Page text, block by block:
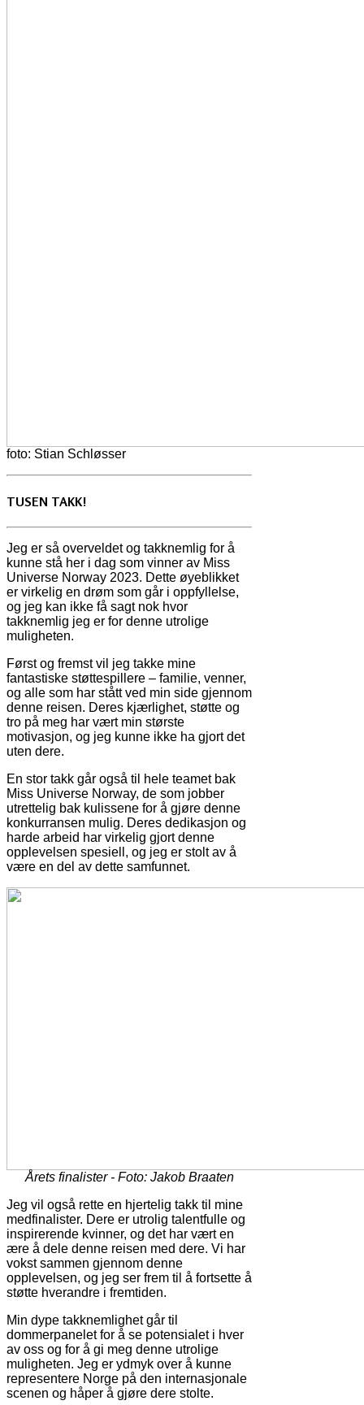
foto: Stian Schløsser
TUSEN TAKK!
Jeg er så overveldet og takknemlig for å
kunne stå her i dag som vinner av Miss
Universe Norway 2023. Dette øyeblikket
er virkelig en drøm som går i oppfyllelse,
og jeg kan ikke få sagt nok hvor
takknemlig jeg er for denne utrolige
muligheten.
Først og fremst vil jeg takke mine
fantastiske støttespillere – familie, venner,
og alle som har stått ved min side gjennom
denne reisen. Deres kjærlighet, støtte og
tro på meg har vært min største
motivasjon, og jeg kunne ikke ha gjort det
uten dere.
En stor takk går også til hele teamet bak
Miss Universe Norway, de som jobber
utrettelig bak kulissene for å gjøre denne
konkurransen mulig. Deres dedikasjon og
harde arbeid har virkelig gjort denne
opplevelsen spesiell, og jeg er stolt av å
være en del av dette samfunnet.
Årets finalister - Foto: Jakob Braaten
Jeg vil også rette en hjertelig takk til mine
medfinalister. Dere er utrolig talentfulle og
inspirerende kvinner, og det har vært en
ære å dele denne reisen med dere. Vi har
vokst sammen gjennom denne
opplevelsen, og jeg ser frem til å fortsette å
støtte hverandre i fremtiden.
Min dype takknemlighet går til
dommerpanelet for å se potensialet i hver
av oss og for å gi meg denne utrolige
muligheten. Jeg er ydmyk over å kunne
representere Norge på den internasjonale
scenen og håper å gjøre dere stolte.